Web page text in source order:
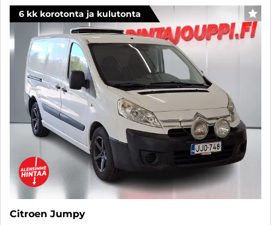
6 kk korotonta ja kulutonta
Citroen Jumpy